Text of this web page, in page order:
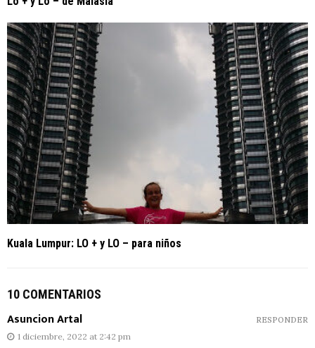
Kuala Lumpur: LO + y LO – para niños
10 COMENTARIOS
Asuncion Artal
1 diciembre, 2022 at 2:42 pm
RESPONDER